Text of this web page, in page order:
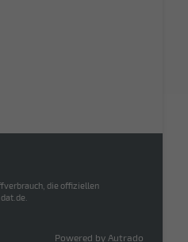
die offiziellen
Powered by Autrado